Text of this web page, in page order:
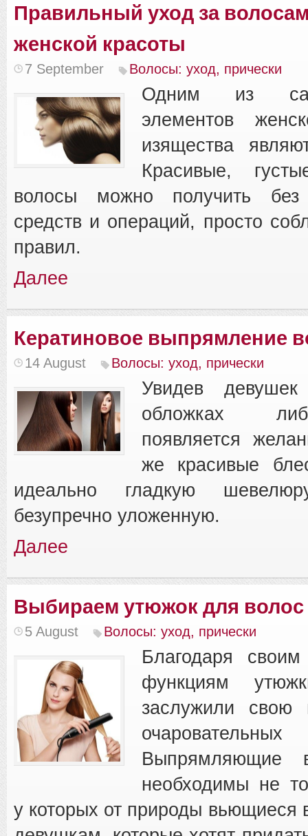
Правильный уход за
женской красоты
7 September Волосы: уход, прически
Одним из
элементов
изящества
Красивые,
волосы можно получить без
средств и операций, просто
правил.
Далее
Кератиновое выпрямление
14 August Волосы: уход, прически
Увидев
обложках
появляется
же красивые
идеально гладкую
безупречно уложенную.
Далее
Выбираем утюжок для волос
5 August Волосы: уход, прически
Благодаря
функциям
заслужили свою
Выпрямляющие
необходимы не
у которых от природы вьющиеся